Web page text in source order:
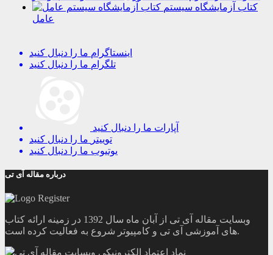
کتاب آزمایشگاه سیستم
عامل
اینستاگرام ما را دنبال کنید
تلگرام ما را دنبال کنید
آپارات ما را دنبال کنید
توییتر ما را دنبال کنید
یوتیوب ما را دنبال کنید
درباره مقاله آی تی
وبسایت مقاله آی تی از آبان ماه سال 1392 در زمینه ارائه کتاب
های آموزشی آی تی و کامپیوتر شروع به فعالیت کرده است.